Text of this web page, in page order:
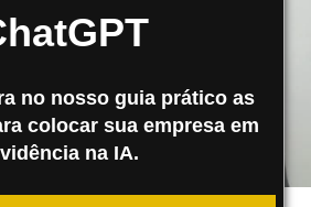
no nosso guia prático as
colocar sua empresa em
na IA.